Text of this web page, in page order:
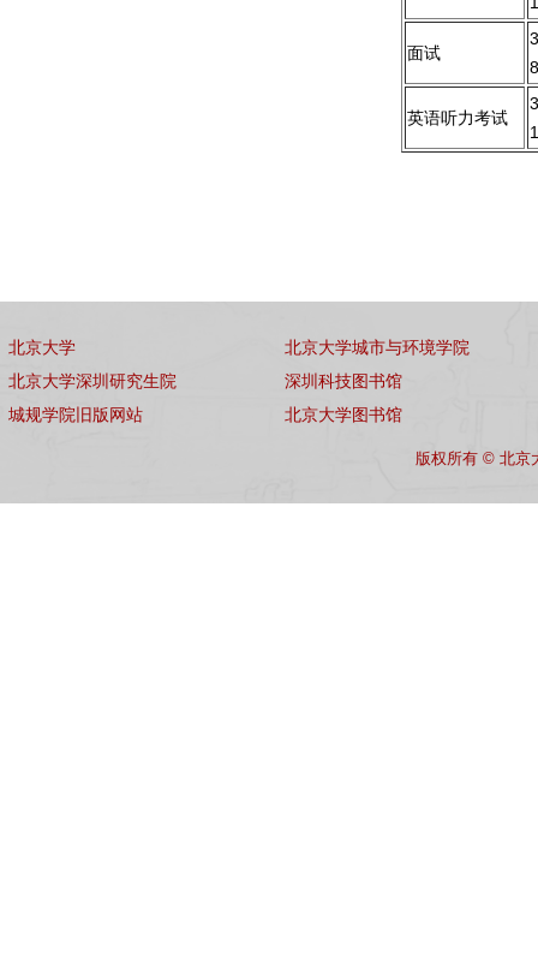
面试
英语听力考试
北京大学
北京大学深圳研究生院
城规学院旧版网站
北京大学城市与环境学院
深圳科技图书馆
北京大学图书馆
版权所有 © 北